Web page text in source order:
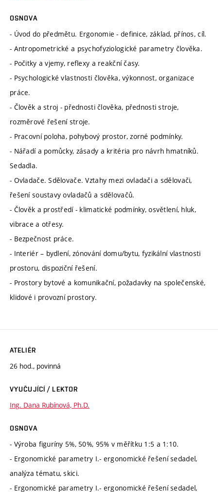
OSNOVA
- Úvod do předmětu. Ergonomie - definice, základ, přínos, cíl.
- Antropometrické a psychofyziologické parametry člověka.
- Počitky a vjemy, reflexy a reakční časy.
- Psychologické vlastnosti člověka, výkonnost, organizace
práce.
- Člověk a stroj - přednosti člověka, přednosti stroje,
rozměrové řešení stroje.
- Pracovní poloha, pohybový prostor, zorné podmínky.
- Nářadí a pomůcky, zásady a kritéria pro návrh hmatníků.
Sedadla.
- Ovladače. Sdělovače. Vztahy mezi ovladači a sdělovači,
řešení soustavy ovladačů a sdělovačů.
- Člověk a prostředí - klimatické podmínky, osvětlení, hluk,
vibrace a otřesy.
- Bezpečnost práce.
- Interiér – bydlení, zónování domu/bytu, fyzikální vlastnosti
prostoru, dispoziční řešení.
- Prostory bytové a komunikační, požadavky na společenské,
klidové i provozní prostory.
ATELIÉR
26 hod., povinná
VYUČUJÍCÍ / LEKTOR
Ing. Dana Rubínová, Ph.D.
OSNOVA
- Výroba figuríny 5%, 50%, 95% v měřítku 1:5 a 1:10.
- Ergonomické parametry I.- ergonomické řešení sedadel,
analýza tématu, skici.
- Ergonomické parametry I.- ergonomické řešení sedadel,